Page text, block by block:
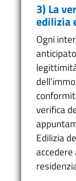
3) La
edilizia
Ogni
verifica
Edilizia